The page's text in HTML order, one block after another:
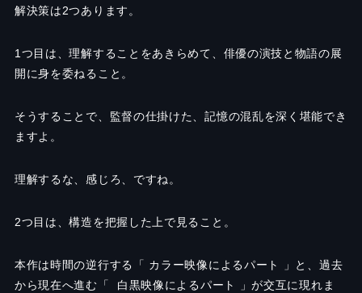
解決策は2つあります。
1つ目は、理解することをあきらめて、俳優の演技と物語の展
開に身を委ねること。
そうすることで、監督の仕掛けた、記憶の混乱を深く堪能でき
ますよ。
理解するな、感じろ、ですね。
2つ目は、構造を把握した上で見ること。
本作は時間の逆行する「 カラー映像によるパート 」と、過去
から現在へ進む「 白黒映像によるパート 」が交互に現れま